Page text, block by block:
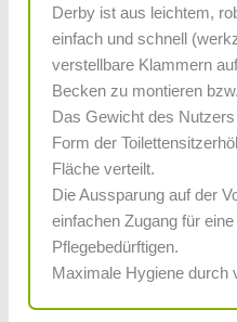
Derby ist aus leichtem,
einfach und schnell
verstellbare Klammern
Becken zu montieren
Das Gewicht des
Form der
Fläche verteilt.
Die Aussparung auf der
einfachen Zugang für
Pflegebedürftigen.
Maximale Hygiene durch